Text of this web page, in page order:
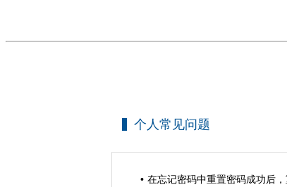
个人常见问题
在忘记密码中重置密码成功后